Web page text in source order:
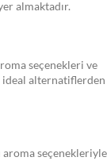
almaktadır.
seçenekleri ve
ideal alternatiflerden
seçenekleriyle